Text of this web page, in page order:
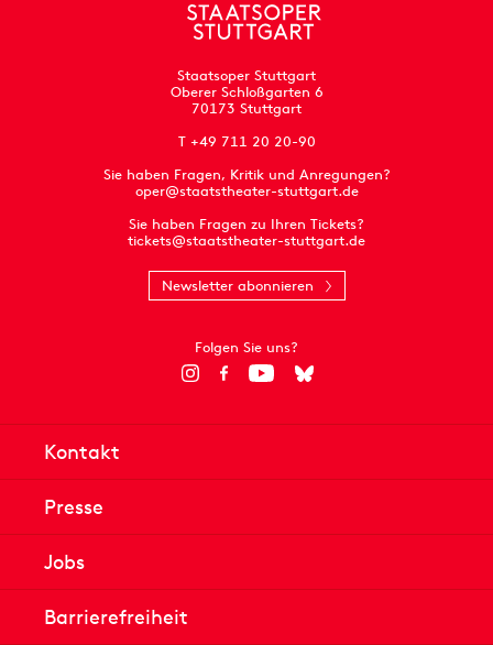
Staatsoper Stuttgart
Oberer Schloßgarten 6
70173 Stuttgart
T +49 711 20 20-90
Sie haben Fragen, Kritik und Anregungen?
oper@staatstheater-stuttgart.de
Sie haben Fragen zu Ihren Tickets?
tickets@staatstheater-stuttgart.de
Newsletter abonnieren
Folgen Sie uns?
Kontakt
Presse
Jobs
Barrierefreiheit